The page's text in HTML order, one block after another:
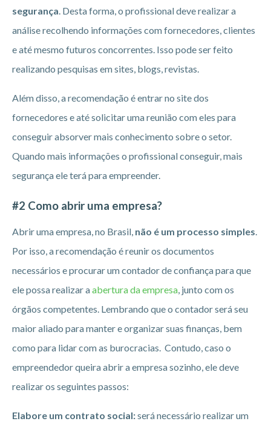
segurança. Desta forma, o profissional deve realizar a
análise recolhendo informações com fornecedores, clientes
e até mesmo futuros concorrentes. Isso pode ser feito
realizando pesquisas em sites, blogs, revistas.
Além disso, a recomendação é entrar no site dos
fornecedores e até solicitar uma reunião com eles para
conseguir absorver mais conhecimento sobre o setor.
Quando mais informações o profissional conseguir, mais
segurança ele terá para empreender.
#2 Como abrir uma empresa?
Abrir uma empresa, no Brasil, não é um processo simples.
Por isso, a recomendação é reunir os documentos
necessários e procurar um contador de confiança para que
ele possa realizar aabertura da empresa, junto com os
órgãos competentes. Lembrando que o contador será seu
maior aliado para manter e organizar suas finanças, bem
como para lidar com as burocracias. Contudo, caso o
empreendedor queira abrir a empresa sozinho, ele deve
realizar os seguintes passos:
Elabore um contrato social:será necessário realizar um